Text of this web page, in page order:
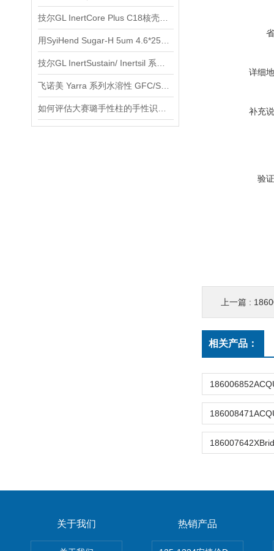
详细
补充
验
上一篇 :
相关产品：
关于我们 热销产品